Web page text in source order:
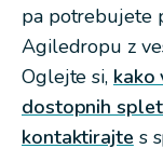
pa potrebujete
Agiledropu z
Oglejte si, kako
dostopnih
kontaktirajtes